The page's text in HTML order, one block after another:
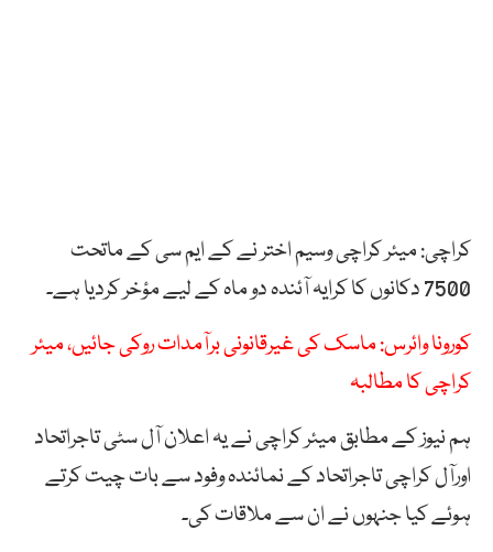
کراچی: میئر کراچی وسیم اختر نے کے ایم سی کے ماتحت
7500 دکانوں کا کرایہ آئندہ دو ماہ کے لیے مؤخر کردیا ہے۔
کورونا وائرس: ماسک کی غیرقانونی برآمدات روکی جائیں، میئر
کراچی کا مطالبہ
ہم نیوز کے مطابق میئر کراچی نے یہ اعلان آل سٹی تاجراتحاد
اورآل کراچی تاجراتحاد کے نمائندہ وفود سے بات چیت کرتے
ہوئے کیا جنہوں نے ان سے ملاقات کی۔